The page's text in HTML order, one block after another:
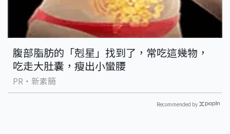
腹部脂肪的「剋星」找到了，常吃這幾物，
吃走大肚囊，瘦出小蠻腰
PR・新素簡
Recommended by